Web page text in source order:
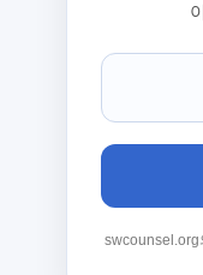
swcounsel.org